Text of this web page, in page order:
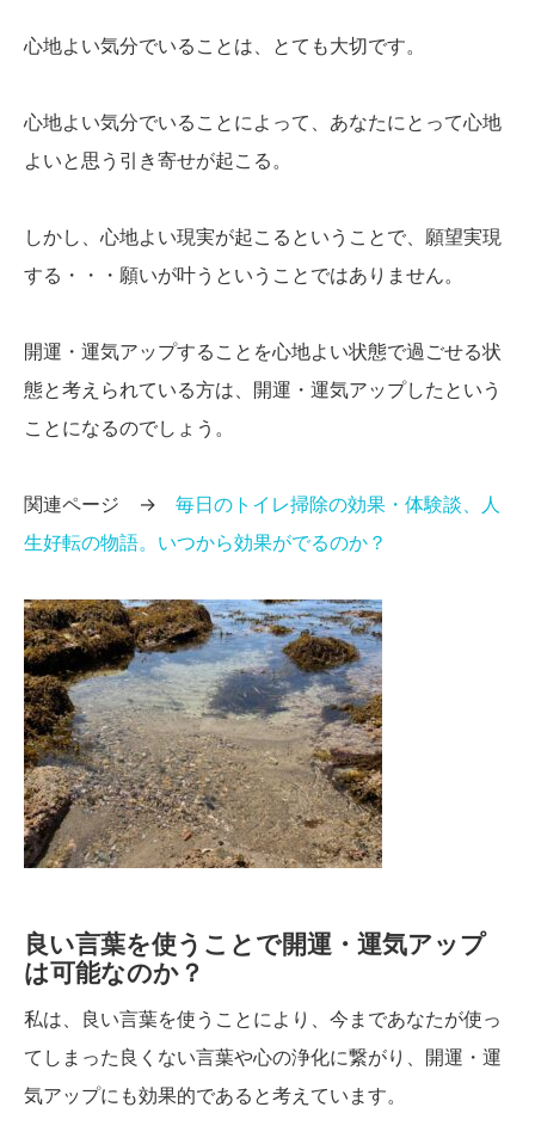
心地よい気分でいることは、とても大切です。
心地よい気分でいることによって、あなたにとって心地
よいと思う引き寄せが起こる。
しかし、心地よい現実が起こるということで、願望実現
する・・・願いが叶うということではありません。
開運・運気アップすることを心地よい状態で過ごせる状
態と考えられている方は、開運・運気アップしたという
ことになるのでしょう。
関連ページ → 毎日のトイレ掃除の効果・体験談、人
生好転の物語。いつから効果がでるのか？
良い言葉を使うことで開運・運気アップ
は可能なのか？
私は、良い言葉を使うことにより、今まであなたが使っ
てしまった良くない言葉や心の浄化に繋がり、開運・運
気アップにも効果的であると考えています。